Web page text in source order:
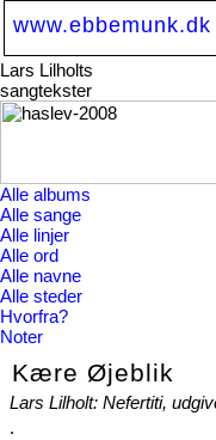
www.ebbemunk.dk
Lars Lilholts
sangtekster
Alle albums
Alle sange
Alle linjer
Alle ord
Alle navne
Alle steder
Hvorfra?
Noter
Kære Øjeblik
Lars Lilholt: Nefertiti,
.